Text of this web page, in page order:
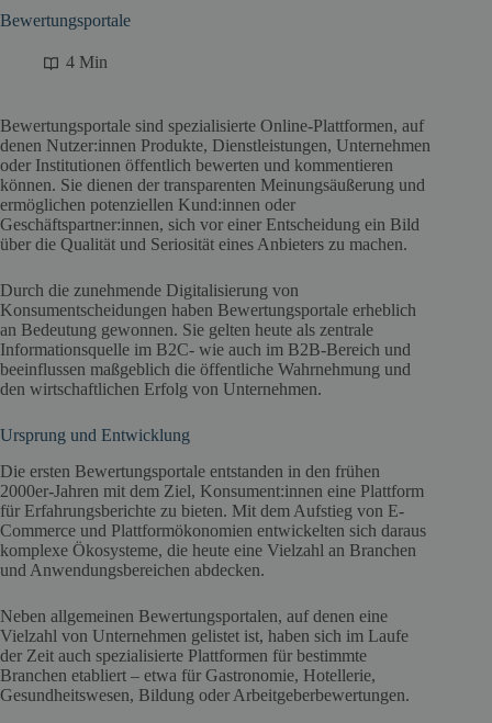
Bewertungsportale
4 Min
Bewertungsportale sind spezialisierte Online-Plattformen, auf
denen Nutzer:innen Produkte, Dienstleistungen, Unternehmen
oder Institutionen öffentlich bewerten und kommentieren
können. Sie dienen der transparenten Meinungsäußerung und
ermöglichen potenziellen Kund:innen oder
Geschäftspartner:innen, sich vor einer Entscheidung ein Bild
über die Qualität und Seriosität eines Anbieters zu machen.
Durch die zunehmende Digitalisierung von
Konsumentscheidungen haben Bewertungsportale erheblich
an Bedeutung gewonnen. Sie gelten heute als zentrale
Informationsquelle im B2C- wie auch im B2B-Bereich und
beeinflussen maßgeblich die öffentliche Wahrnehmung und
den wirtschaftlichen Erfolg von Unternehmen.
Ursprung und Entwicklung
Die ersten Bewertungsportale entstanden in den frühen
2000er-Jahren mit dem Ziel, Konsument:innen eine Plattform
für Erfahrungsberichte zu bieten. Mit dem Aufstieg von E-
Commerce und Plattformökonomien entwickelten sich daraus
komplexe Ökosysteme, die heute eine Vielzahl an Branchen
und Anwendungsbereichen abdecken.
Neben allgemeinen Bewertungsportalen, auf denen eine
Vielzahl von Unternehmen gelistet ist, haben sich im Laufe
der Zeit auch spezialisierte Plattformen für bestimmte
Branchen etabliert – etwa für Gastronomie, Hotellerie,
Gesundheitswesen, Bildung oder Arbeitgeberbewertungen.